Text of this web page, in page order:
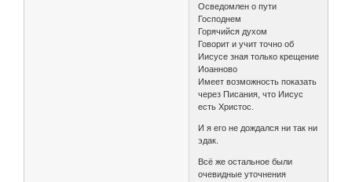
Осведомлен о пути
Господнем
Горячийся духом
Говорит и учит точно об
Иисусе зная только крещение
Иоанново
Имеет возможность показать
через Писания, что Иисус
есть Христос.
И я его не дождался ни так ни
эдак.
Всё же остальное были
очевидные уточнения